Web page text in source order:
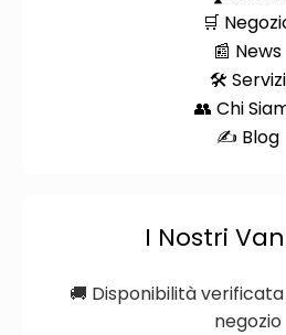
🛒
📰 News
🛠️ Servizi
👥 Chi
✍️ Blog
I Nostri
🚚 Disponibilità
negozio